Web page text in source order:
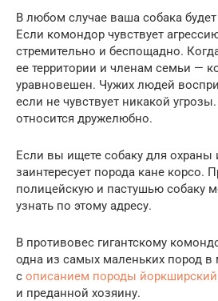
В любом случае ваша собака
Если комондор чувствует
стремительно и беспощадно.
ее территории и членам семьи —
уравновешен. Чужих людей
если не чувствует никакой
относится дружелюбно.
Если вы ищете собаку для
заинтересует порода кане корсо.
полицейскую и пастушью собаку
узнать по этому адресу.
В противовес гигантскому
одна из самых маленьких пород в
с описанием породы йоркширский
и преданной хозяину.